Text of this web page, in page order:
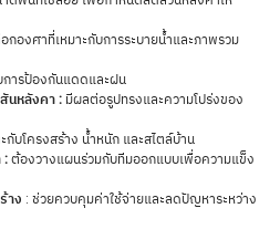
กองศาที่เหมาะกับการระบายน้ำและภาพรวม
ารป้องกันแดดและฝน
นหลังคา : มีผลต่อรูปทรงและความโปร่งของ
ะกับโครงสร้าง น้ำหนัก และสไตล์บ้าน
:ต้องวางแผนร่วมกับทีมออกแบบเพื่อความแข็ง
าง : ช่วยควบคุมค่าใช้จ่ายและลดปัญหาระหว่าง